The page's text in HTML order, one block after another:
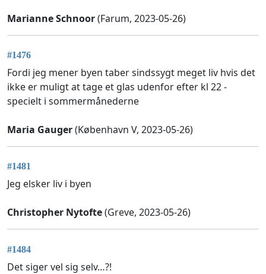
Marianne Schnoor(Farum, 2023-05-26)
#1476
Fordi jeg mener byen taber sindssygt meget liv hvis det
ikke er muligt at tage et glas udenfor efter kl 22 -
specielt i sommermånederne
Maria Gauger(København V, 2023-05-26)
#1481
Jeg elsker liv i byen
Christopher Nytofte(Greve, 2023-05-26)
#1484
Det siger vel sig selv…?!